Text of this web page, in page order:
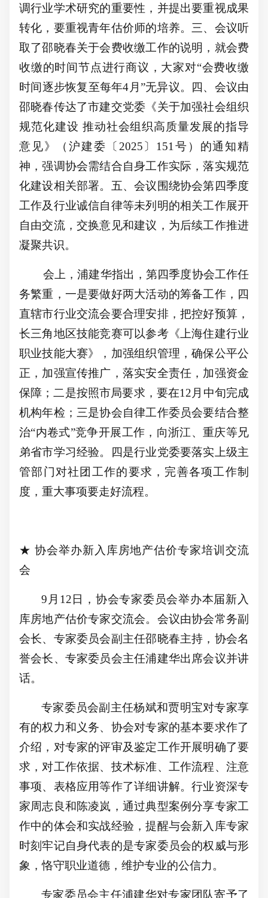
调行业学术研究的重要性，并提出要重视成果
转化，要重视青年估价师的培养。三、会议听
取了邵晓春关于会费收缴工作的说明，就会费
收缴的时间节点进行商议，大家对“会费收缴
时间逐步恢复至每年4月”无异议。四、会议由
邵晓春传达了市建交党委《关于加强社会组织
规范化建设 推动社会组织高质量发展的指导
意见》（沪建委〔2025〕151号）的通知精
神，强调协会需结合自身工作实际，落实规范
化建设相关部署。五、会议围绕协会第四季度
工作及行业诚信自律等未列明的相关工作展开
自由交流，交换意见和建议，为后续工作推进
凝聚共识。
会上，浦建华指出，第四季度协会工作任
务繁重，一是要做好两大活动的筹备工作，四
直辖市行业交流会要合理安排，把控好预算，
长三角地区技能竞赛可以参考《上海住建行业
职业技能大赛》， 加强组织管理，确保公平公
正，加强宣传推广，落实安全责任，加强资金
保障；二是按照市局要求，要在12月中旬完成
机构年检；三是协会自律工作委员会要结合整
治“内卷式”竞争开展工作，向浙江、重庆等兄
弟省市学习经验。四是行业党委要落实上级主
管部门对社团工作的要求，完善各项工作制
度，重大事项要走好流程。
★ 协会举办新入库房地产估价专家培训交流
会
9月12日，协会专家委员会举办本届新入
库房地产估价专家交流会。会议由协会常务副
会长、专家委员会副主任邵晓春主持，协会名
誉会长、专家委员会主任浦建华出席会议并讲
话。
专家委员会副主任杨斌和贾明宝对专家享
有的权力和义务、协会对专家的基本要求作了
介绍，对专家的评审及鉴定工作开展明确了要
求，对工作依据、 技术标准、工作流程、注意
事项、表格应用等作了详细讲解。行业资深专
家周志良和陈凌岚，通过典型案例分享专家工
作中的体会和实战经验，提醒与会新入库专家
时刻牢记自身代表的是专家委员会的权威与形
象，恪守职业道德，维护专业的公信力。
专家委员会主任浦建华对专家团队寄予了